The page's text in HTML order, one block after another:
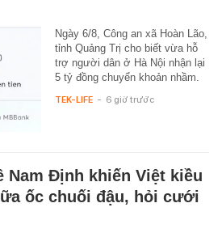
Ngày 6/8, Công an xã Hoàn Lão,
tỉnh Quảng Trị cho biết vừa hỗ
trợ người dân ở Hà Nội nhận lại
5 tỷ đồng chuyển khoản nhầm.
TEK-LIFE - 6 giờ trước
Nam Định khiến Việt kiều
ốc chuối đậu, hỏi cưới